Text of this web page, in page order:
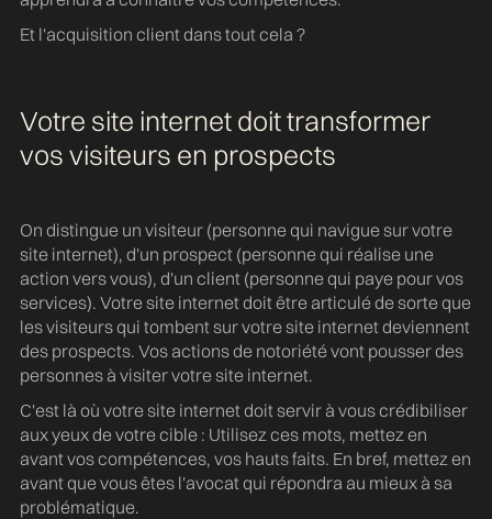
Et l'acquisition client dans tout cela ?
Votre site internet doit transformer
vos visiteurs en prospects
On distingue un visiteur (personne qui navigue sur votre
site internet), d'un prospect (personne qui réalise une
action vers vous), d'un client (personne qui paye pour vos
services). Votre site internet doit être articulé de sorte que
les visiteurs qui tombent sur votre site internet deviennent
des prospects. Vos actions de notoriété vont pousser des
personnes à visiter votre site internet.
C'est là où votre site internet doit servir à vous crédibiliser
aux yeux de votre cible : Utilisez ces mots, mettez en
avant vos compétences, vos hauts faits. En bref, mettez en
avant que vous êtes l'avocat qui répondra au mieux à sa
problématique.